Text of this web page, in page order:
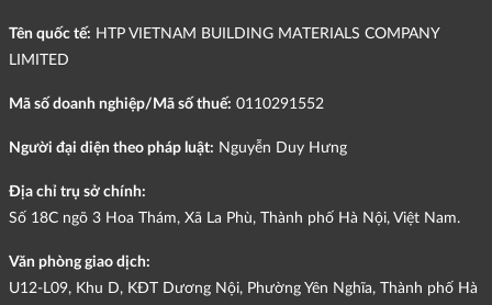
Tên quốc tế: HTP VIETNAM BUILDING MATERIALS COMPANY
LIMITED
Mã số doanh nghiệp/Mã số thuế: 0110291552
Người đại diện theo pháp luật: Nguyễn Duy Hưng
Địa chỉ trụ sở chính:
Số 18C ngõ 3 Hoa Thám, Xã La Phù, Thành phố Hà Nội, Việt Nam.
Văn phòng giao dịch:
U12-L09, Khu D, KĐT Dương Nội, Phường Yên Nghĩa, Thành phố Hà